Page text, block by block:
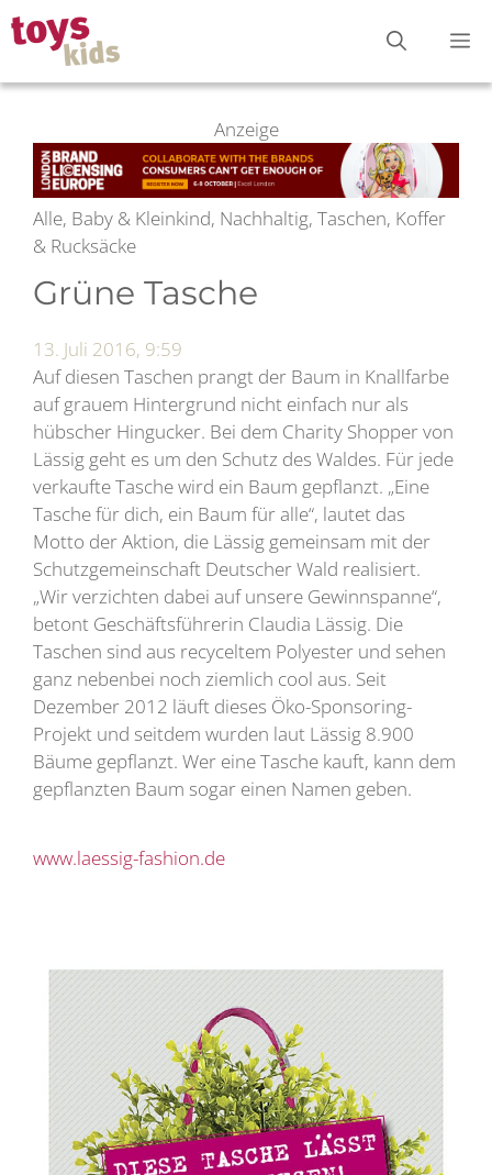
Zum
Inhalt
springen
Anzeige
Alle, Baby & Kleinkind, Nachhaltig, Taschen, Koffer
& Rucksäcke
Grüne Tasche
13. Juli 2016, 9:59
Auf diesen Taschen prangt der Baum in Knallfarbe
auf grauem Hintergrund nicht einfach nur als
hübscher Hingucker. Bei dem Charity Shopper von
Lässig geht es um den Schutz des Waldes. Für jede
verkaufte Tasche wird ein Baum gepflanzt. „Eine
Tasche für dich, ein Baum für alle“, lautet das
Motto der Aktion, die Lässig gemeinsam mit der
Schutzgemeinschaft Deutscher Wald realisiert.
„Wir verzichten dabei auf unsere Gewinnspanne“,
betont Geschäftsführerin Claudia Lässig. Die
Taschen sind aus recyceltem Polyester und sehen
ganz nebenbei noch ziemlich cool aus. Seit
Dezember 2012 läuft dieses Öko-Sponsoring-
Projekt und seitdem wurden laut Lässig 8.900
Bäume gepflanzt. Wer eine Tasche kauft, kann dem
gepflanzten Baum sogar einen Namen geben.
www.laessig-fashion.de